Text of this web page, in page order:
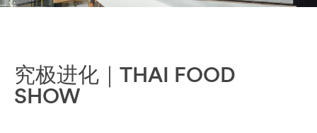
究极进化｜THAI FOOD
SHOW